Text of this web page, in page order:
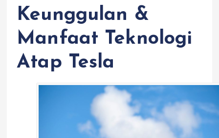
Keunggulan &
Manfaat Teknologi
Atap Tesla